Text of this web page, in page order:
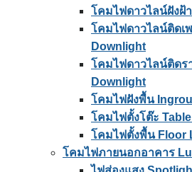
โคมไฟดาวไลน์ฝังฝ้
โคมไฟดาวไลน์ติดเ
Downlight
โคมไฟดาวไลน์ติดร
Downlight
โคมไฟฝังพื้น
โคมไฟตั้งโต๊ะ
โคมไฟตั้งพื้น Floor
โคมไฟภายนอกอาคาร